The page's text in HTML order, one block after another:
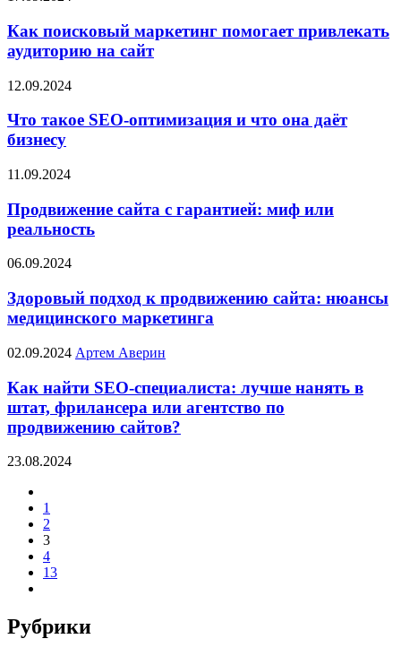
Как поисковый маркетинг помогает привлекать
аудиторию на сайт
12.09.2024
Что такое SEO-оптимизация и что она даёт
бизнесу
11.09.2024
Продвижение сайта с гарантией: миф или
реальность
06.09.2024
Здоровый подход к продвижению сайта: нюансы
медицинского маркетинга
02.09.2024 Артем Аверин
Как найти SEO-специалиста: лучше нанять в
штат, фрилансера или агентство по
продвижению сайтов?
23.08.2024
1
2
3
4
13
Рубрики